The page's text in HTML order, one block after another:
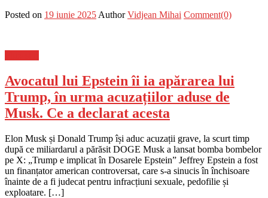
Posted on 19 iunie 2025 Author Vidjean Mihai Comment(0)
Avocatul lui Epstein îi ia apărarea lui
Trump, în urma acuzațiilor aduse de
Musk. Ce a declarat acesta
Elon Musk și Donald Trump își aduc acuzații grave, la scurt timp
după ce miliardarul a părăsit DOGE Musk a lansat bomba bombelor
pe X: „Trump e implicat în Dosarele Epstein” Jeffrey Epstein a fost
un finanțator american controversat, care s-a sinucis în închisoare
înainte de a fi judecat pentru infracțiuni sexuale, pedofilie și
exploatare. […]